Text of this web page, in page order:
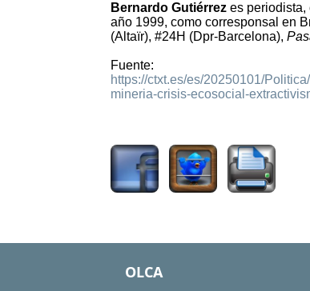
Bernardo Gutiérrez es periodista,
año 1999, como corresponsal en
(Altaïr), #24H (Dpr-Barcelona),
Fuente:
https://ctxt.es/es/20250101/
mineria-crisis-ecosocial-
OLCA